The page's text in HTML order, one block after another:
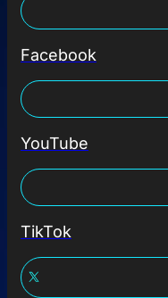
Facebook
YouTube
TikTok